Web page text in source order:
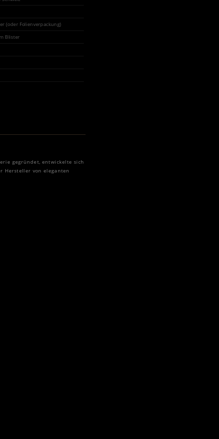
(oder Folienverpackung)
Blister
gegründet, entwickelte sich
Hersteller von eleganten